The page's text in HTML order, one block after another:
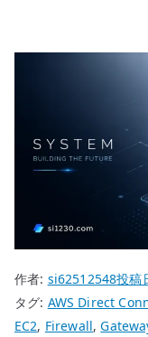
作者: si62512548投稿
タグ: AWS Direct
EC2, Firewall,